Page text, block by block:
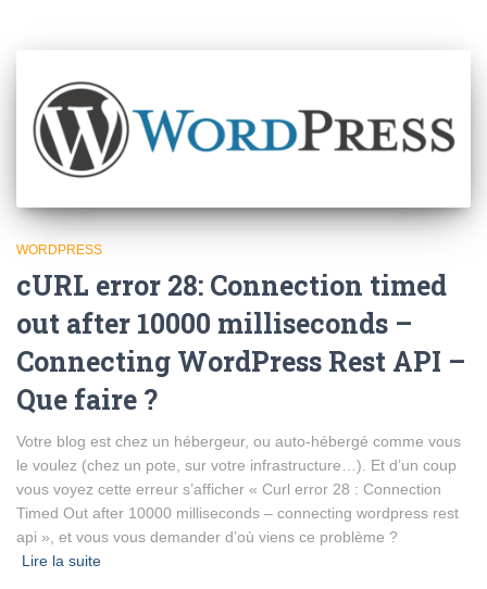
WORDPRESS
cURL error 28: Connection timed
out after 10000 milliseconds –
Connecting WordPress Rest API –
Que faire ?
Votre blog est chez un hébergeur, ou auto-hébergé comme vous
le voulez (chez un pote, sur votre infrastructure…). Et d’un coup
vous voyez cette erreur s’afficher « Curl error 28 : Connection
Timed Out after 10000 milliseconds – connecting wordpress rest
api », et vous vous demander d’où viens ce problème ?
Lire la suite